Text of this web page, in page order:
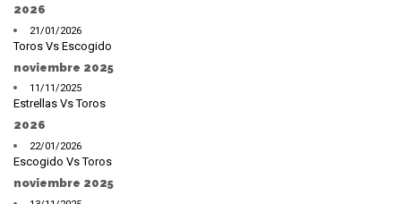
2026
21/01/2026
Toros Vs Escogido
noviembre 2025
11/11/2025
Estrellas Vs Toros
2026
22/01/2026
Escogido Vs Toros
noviembre 2025